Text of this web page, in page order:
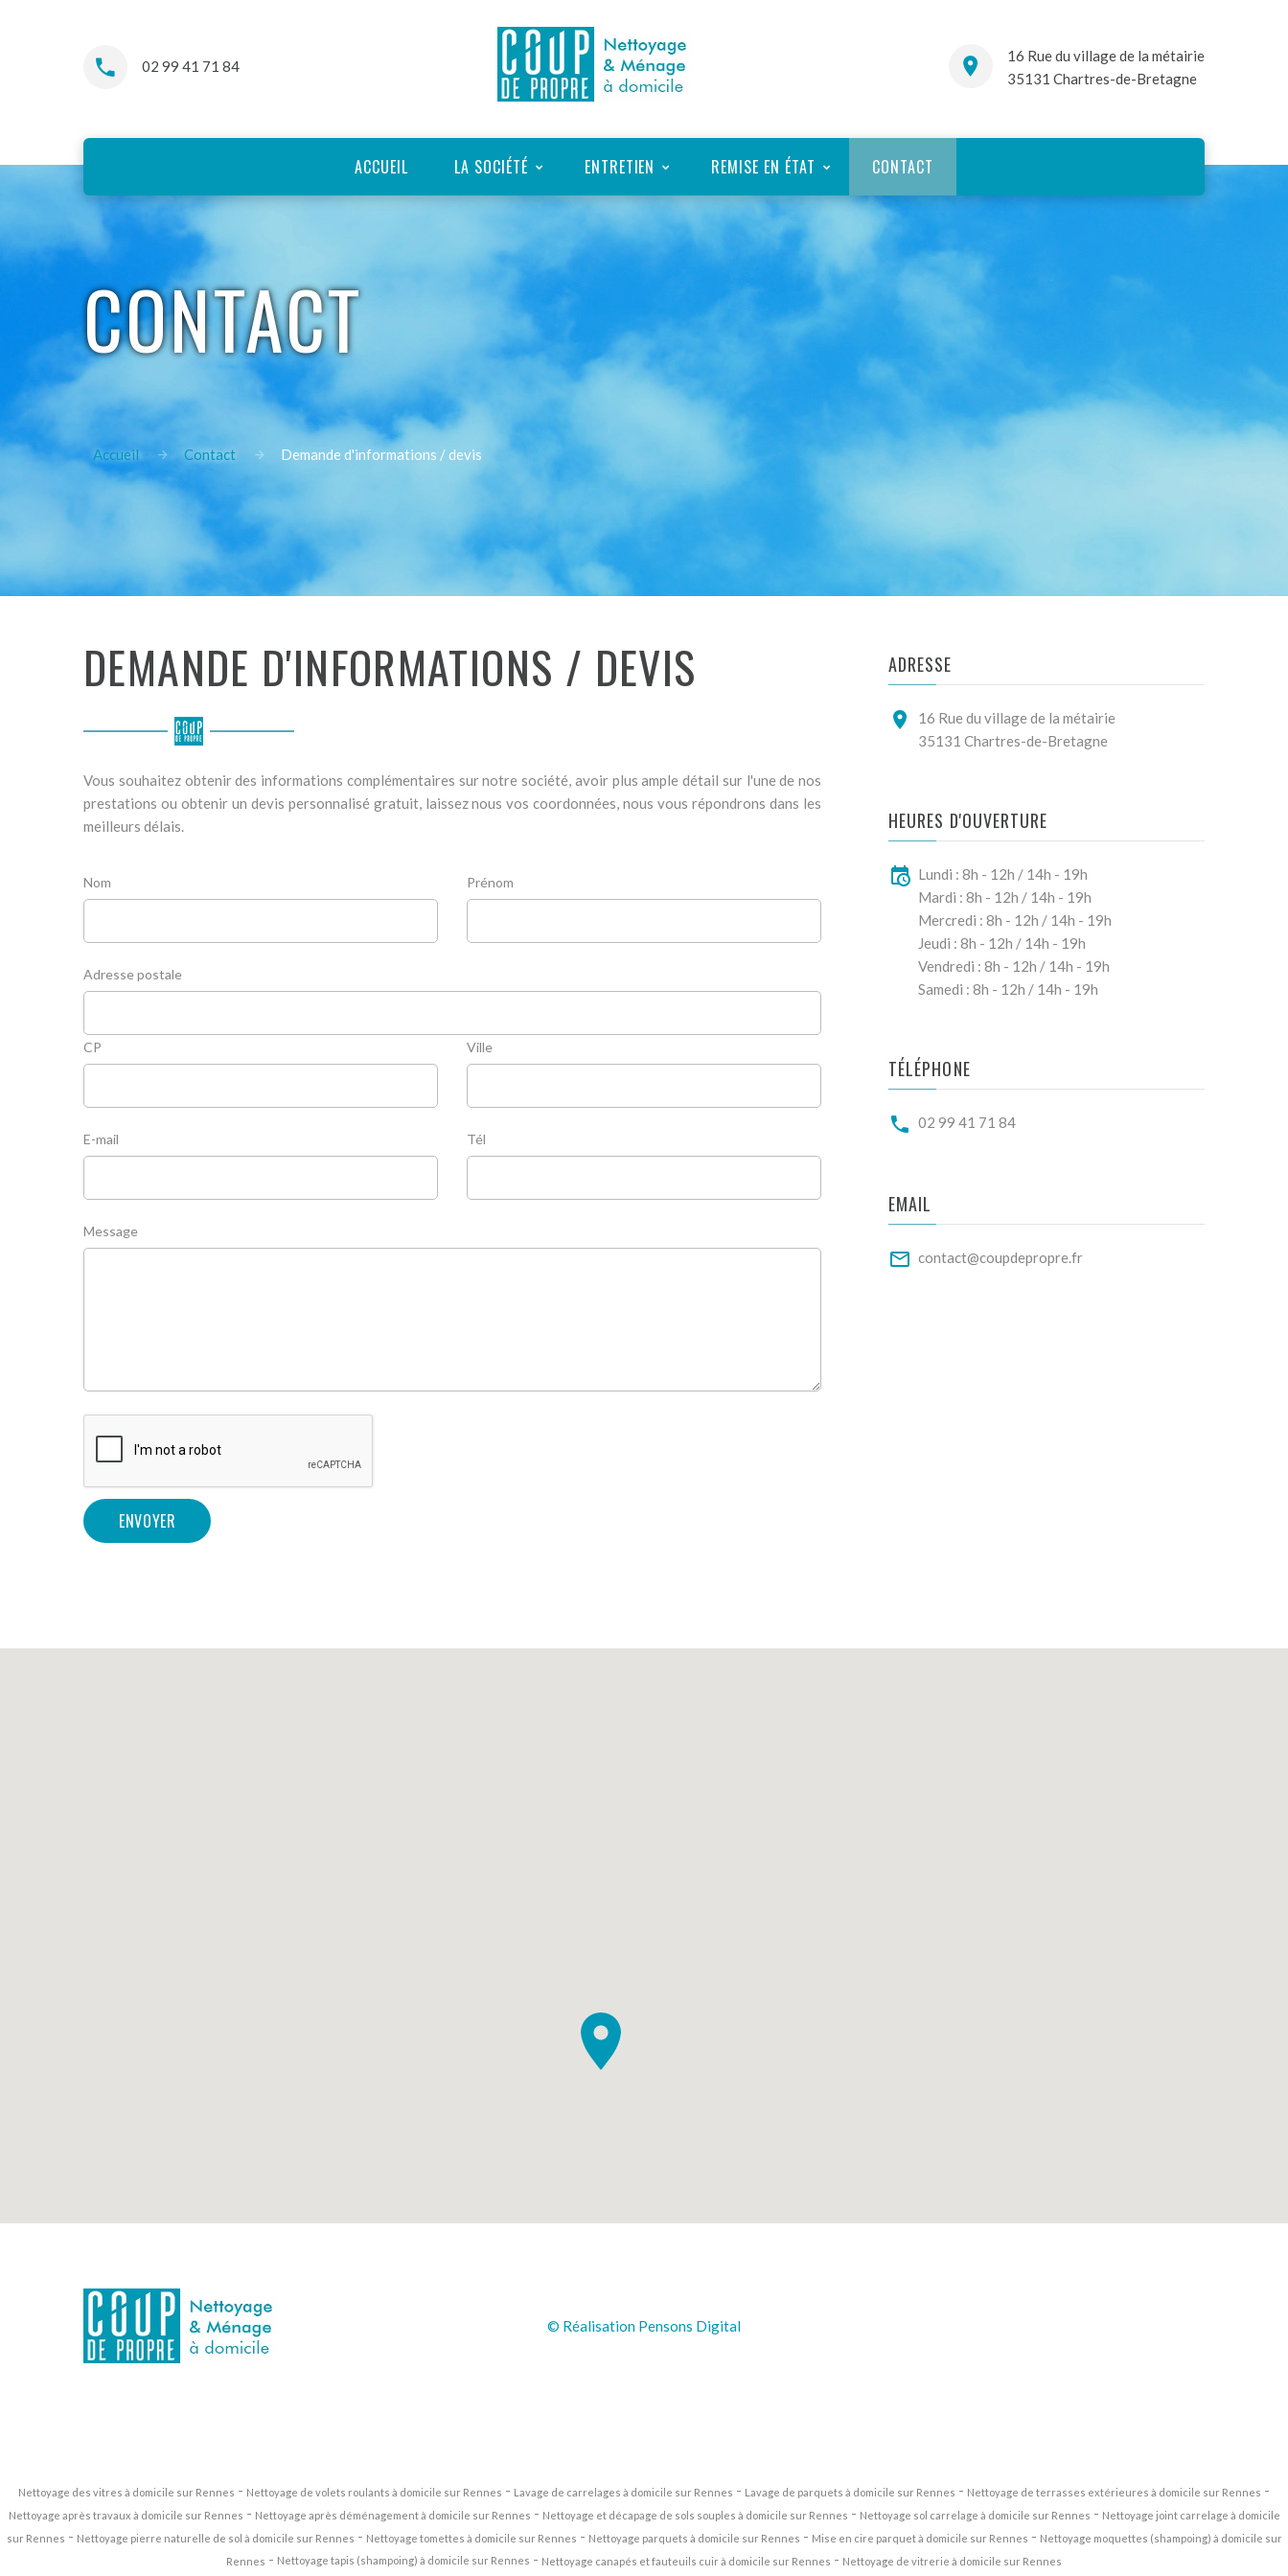
02 99 41 71 84
16 Rue du village de la métairie
35131 Chartres-de-Bretagne
ACCUEIL LA SOCIÉTÉ ENTRETIEN REMISE EN ÉTAT CONTACT
CONTACT
Accueil Contact Demande d'informations / devis
DEMANDE D'INFORMATIONS / DEVIS
Vous souhaitez obtenir des informations complémentaires sur notre société, avoir plus ample détail sur l'une de nos
prestations ou obtenir un devis personnalisé gratuit, laissez nous vos coordonnées, nous vous répondrons dans les
meilleurs délais.
Nom Prénom
Adresse postale
CP Ville
E-mail Tél
Message
ENVOYER
ADRESSE
16 Rue du village de la métairie
35131 Chartres-de-Bretagne
HEURES D'OUVERTURE
Lundi : 8h - 12h / 14h - 19h
Mardi : 8h - 12h / 14h - 19h
Mercredi : 8h - 12h / 14h - 19h
Jeudi : 8h - 12h / 14h - 19h
Vendredi : 8h - 12h / 14h - 19h
Samedi : 8h - 12h / 14h - 19h
TÉLÉPHONE
02 99 41 71 84
EMAIL
contact@coupdepropre.fr
© Réalisation Pensons Digital
Nettoyage des vitres à domicile sur Rennes - Nettoyage de volets roulants à domicile sur Rennes - Lavage de carrelages à domicile sur Rennes - Lavage de parquets à domicile sur Rennes - Nettoyage de terrasses extérieures à domicile sur Rennes -
Nettoyage après travaux à domicile sur Rennes - Nettoyage après déménagement à domicile sur Rennes - Nettoyage et décapage de sols souples à domicile sur Rennes - Nettoyage sol carrelage à domicile sur Rennes - Nettoyage joint carrelage à domicile
sur Rennes - Nettoyage pierre naturelle de sol à domicile sur Rennes - Nettoyage tomettes à domicile sur Rennes - Nettoyage parquets à domicile sur Rennes - Mise en cire parquet à domicile sur Rennes - Nettoyage moquettes (shampoing) à domicile sur
Rennes - Nettoyage tapis (shampoing) à domicile sur Rennes - Nettoyage canapés et fauteuils cuir à domicile sur Rennes - Nettoyage de vitrerie à domicile sur Rennes